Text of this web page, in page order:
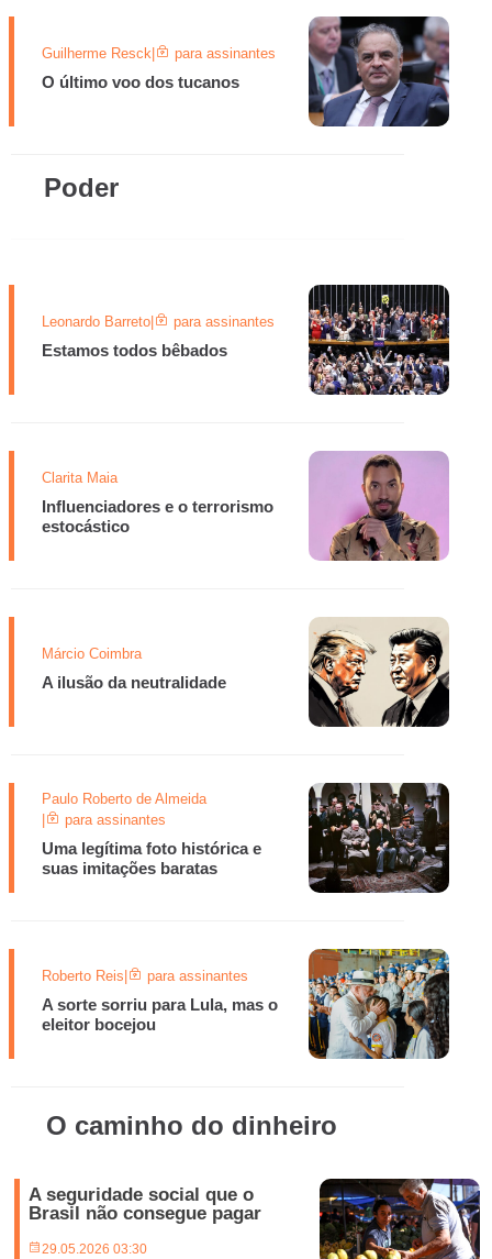
Guilherme Resck| para assinantes
O último voo dos tucanos
Poder
Leonardo Barreto| para assinantes
Estamos todos bêbados
Clarita Maia
Influenciadores e o terrorismo
estocástico
Márcio Coimbra
A ilusão da neutralidade
Paulo Roberto de Almeida
para assinantes
Uma legítima foto histórica e
suas imitações baratas
Roberto Reis| para assinantes
A sorte sorriu para Lula, mas o
eleitor bocejou
O caminho do dinheiro
A seguridade social que o
Brasil não consegue pagar
29.05.2026 03:30